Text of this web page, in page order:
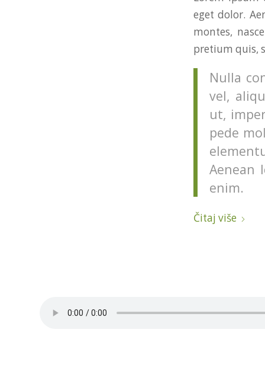
eget dolor.
montes,
pretium quis,
Nulla
vel,
ut,
pede
Aenean
enim.
Čitaj više